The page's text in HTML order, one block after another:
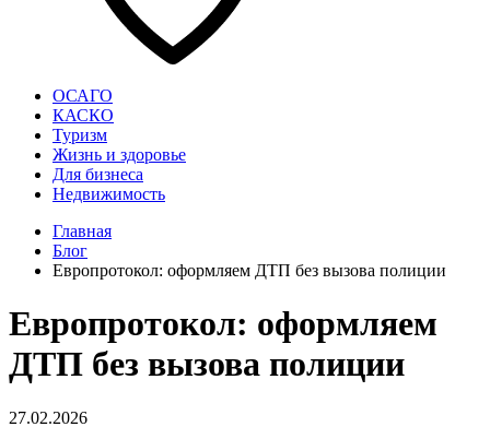
ОСАГО
КАСКО
Туризм
Жизнь и здоровье
Для бизнеса
Недвижимость
Главная
Блог
Европротокол: оформляем ДТП без вызова полиции
Европротокол: оформляем
ДТП без вызова полиции
27.02.2026